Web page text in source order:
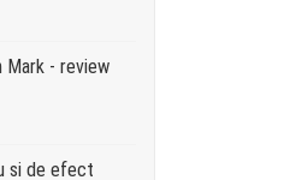
Mark - review
si de efect